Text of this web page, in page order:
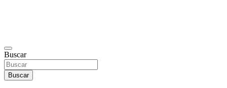
Buscar
Buscar